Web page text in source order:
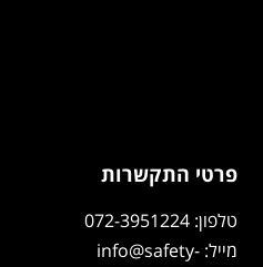
פרטי התקשרות
טלפון: 072-3951224
מייל: info@safety-